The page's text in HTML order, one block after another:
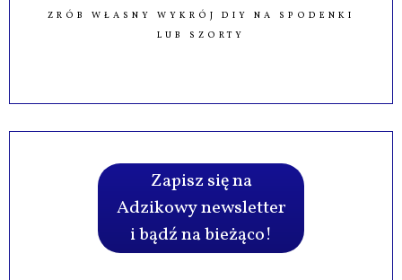
ZRÓB WŁASNY WYKRÓJ DIY NA SPODENKI
LUB SZORTY
Zapisz się na
Adzikowy newsletter
i bądź na bieżąco!